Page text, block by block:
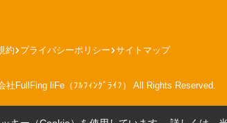
約 プライバシーポリシー サイトマップ
社FullFing liFe（ﾌﾙﾌｨﾝｸﾞﾗｲﾌ） All Rights Reserved.